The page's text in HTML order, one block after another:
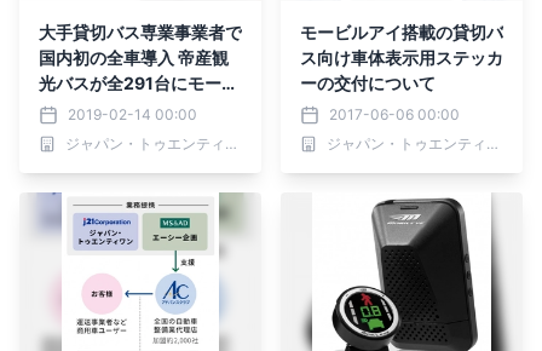
大手貸切バス専業事業者で
国内初の全車導入 帝産観
光バスが全291台にモービ
ルアイを導入
2019-02-14 00:00
ジャパン・トゥエンティワン株式会社
モービルアイ搭載の貸切バ
ス向け車体表示用ステッカ
ーの交付について
2017-06-06 00:00
ジャパン・トゥエンティワン株式会社